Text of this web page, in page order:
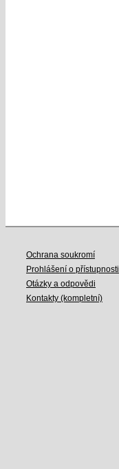
Ochrana soukromí
Prohlášení o přístupnosti
Otázky a odpovědi
Kontakty (kompletní)